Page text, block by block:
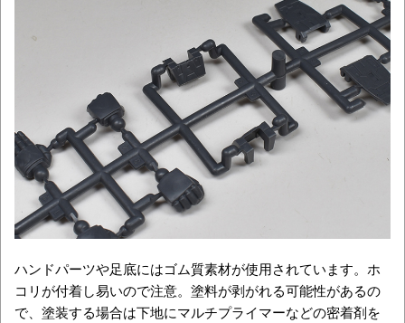
ハンドパーツや足底にはゴム質素材が使用されています。ホ
コリが付着し易いので注意。塗料が剥がれる可能性があるの
で、塗装する場合は下地にマルチプライマーなどの密着剤を